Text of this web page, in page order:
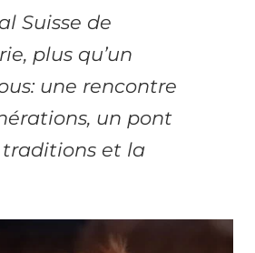
Suisse de
plus qu’un
une rencontre
un pont
traditions et la